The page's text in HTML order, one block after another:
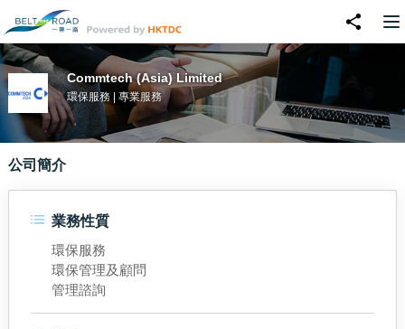
Commtech (Asia) Limited
環保服務 | 專業服務
公司簡介
業務性質
環保服務
環保管理及顧問
管理諮詢